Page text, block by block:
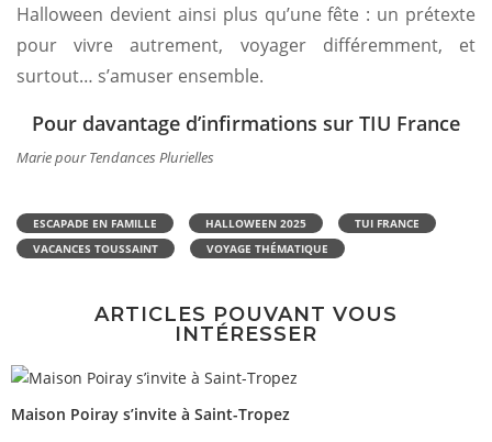
Halloween devient ainsi plus qu’une fête : un prétexte
pour vivre autrement, voyager différemment, et
surtout… s’amuser ensemble.
Pour davantage d’infirmations sur TIU France
Marie pour Tendances Plurielles
ESCAPADE EN FAMILLE HALLOWEEN 2025
TUI FRANCE
VACANCES TOUSSAINT
VOYAGE THÉMATIQUE
ARTICLES POUVANT VOUS
INTÉRESSER
Maison Poiray s’invite à Saint-Tropez